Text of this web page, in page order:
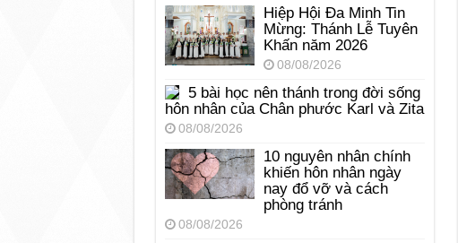
Hiệp Hội Đa Minh Tin
Mừng: Thánh Lễ Tuyên
Khấn năm 2026
08/08/2026
5 bài học nên thánh trong đời sống
hôn nhân của Chân phước Karl và Zita
08/08/2026
10 nguyên nhân chính
khiến hôn nhân ngày
nay đổ vỡ và cách
phòng tránh
08/08/2026